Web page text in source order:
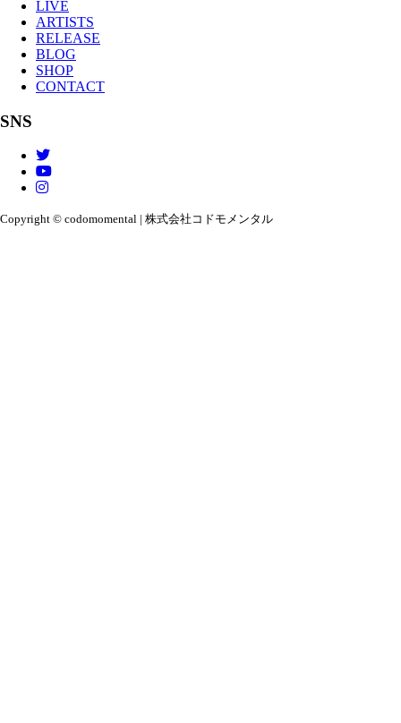
LIVE
ARTISTS
RELEASE
BLOG
SHOP
CONTACT
SNS
Copyright © codomomental | 株式会社コドモメンタル